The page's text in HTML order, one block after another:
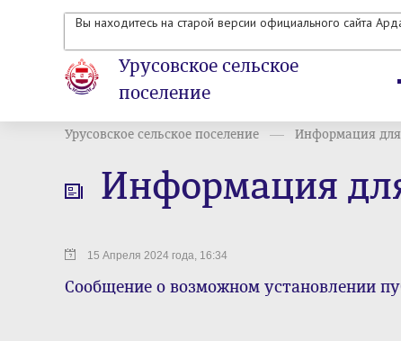
Вы находитесь на старой версии официального сайта
Урусовское сельское
поселение
Урусовское сельское поселение Информация
Информация
15 Апреля 2024 года, 16:34
Сообщение о возможном установлении